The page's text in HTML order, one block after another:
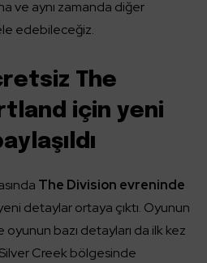
ve aynı zamanda diğer
edebileceğiz.
The
için yeni
The Division evreninde
detaylar ortaya çıktı. Oyunun
oyunun bazı detayları da ilk kez
Creek bölgesinde